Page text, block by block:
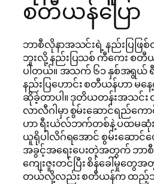
စတီယန်ပြော
ဘာစီလိုနာအသင်းရဲ့ နည်းပြဖြ
ဘူးလို့ နည်းပြသစ် ကီကေး စတီ
ပါတယ်။ အသက် ၆၁ နှစ်အရွ
နည်း‌ပြဟောင်း စတီယန်ဟာ မနေ့
ဆိုခဲ့တာပါ။ ဒုတိယတန်းအသင်း
လာလီဂါမှာ စွမ်းဆောင်ရည်ကေ
ဟာ ရီးယဲလ်ဘက်တစ်နဲ့ ပထမဆုံး
ယူရိုပါလိဂ်ရအောင် စွမ်းဆောင်
အခွင့်အရေးပေးတဲ့အတွက် ဘာ
ကျေးဇူးတင်ပြီး စိန်ခေါ်မှုတွ
တယ်လို့လည်း စတီယန်က ထည့်သွင်